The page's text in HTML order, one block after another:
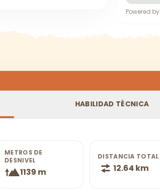
Powered by
HABILIDAD TÉCNICA
METROS DE
DESNIVEL
1139 m
DISTANCIA TOTAL
12.64 km